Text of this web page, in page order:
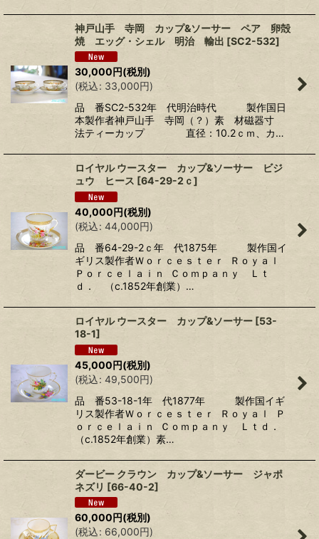
神戸山手 寺岡 カップ&ソーサー ペア 卵殻
焼 エッグ・シェル 明治 輸出 [SC2-532]
30,000 円(税別)
(税込: 33,000円)
品 番SC2-532年 代明治時代 製作国日
本製作者神戸山手 寺岡（？）素 材磁器寸
法ティーカップ 直径：10.2ｃｍ、カ…
ロイヤル ウースター カップ&ソーサー ビジ
ュウ ヒース [64-29-2ｃ]
40,000円(税別)
(税込: 44,000円)
品 番64-29-2ｃ年 代1875年 製作国イ
ギリス製作者Ｗｏｒｃｅｓｔｅｒ Ｒｏｙａｌ
Ｐｏｒｃｅｌａｉｎ Ｃｏｍｐａｎｙ Ｌｔ
ｄ． （c.1852年創業）…
ロイヤル ウースター カップ&ソーサー [53-
18-1]
45,000円(税別)
(税込: 49,500円)
品 番53-18-1年 代1877年 製作国イギ
リス製作者Ｗｏｒｃｅｓｔｅｒ Ｒｏｙａｌ Ｐ
ｏｒｃｅｌａｉｎ Ｃｏｍｐａｎｙ Ｌｔｄ．
（c.1852年創業）素…
ダービー クラウン カップ&ソーサー ジャポ
ネズリ [66-40-2]
60,000 円(税別)
(税込: 66,000円)